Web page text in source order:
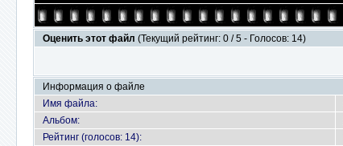
Оценить этот файл (Текущий рейтинг: 0 / 5 - Голосов: 14)
Информация о файле
Имя файла:
Альбом:
Рейтинг (голосов: 14):